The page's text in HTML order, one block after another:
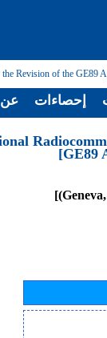
GE89
عن إحصاءات